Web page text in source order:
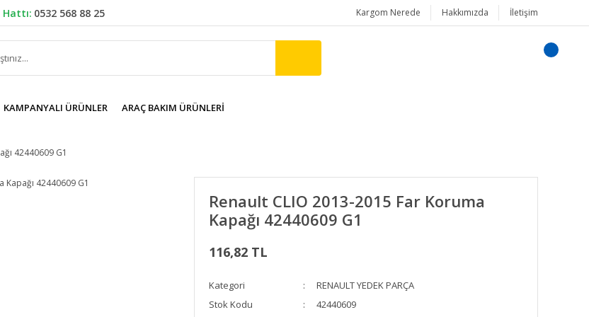
0532 568 88 25 Kargom Nerede Hakkımızda İletişim
KAMPANYALI ÜRÜNLER ARAÇ BAKIM ÜRÜNLERI
42440609 G1
Renault CLIO 2013-2015 Far Koruma
Kapağı 42440609 G1
116,82 TL
Kategori
RENAULT YEDEK PARÇA
Stok Kodu
42440609